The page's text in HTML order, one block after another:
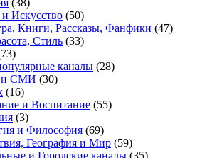
(38)
и Искусство (50)
Книги, Рассказы, Фанфики (47)
Стиль (33)
каналы (28)
и СМИ (30)
(16)
и Воспитание (55)
(3)
и Философия (69)
География и Мир (59)